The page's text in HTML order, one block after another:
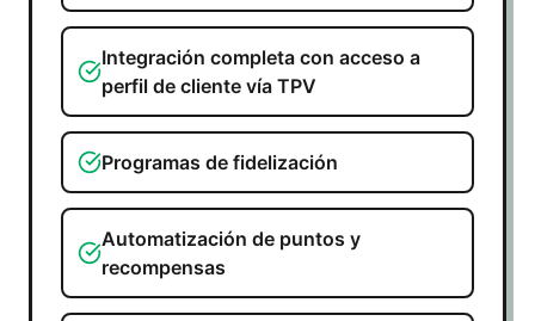
Integración completa con acceso a
perfil de cliente vía TPV
Programas de fidelización
Automatización de puntos y
recompensas